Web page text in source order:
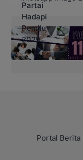
Portal Berita